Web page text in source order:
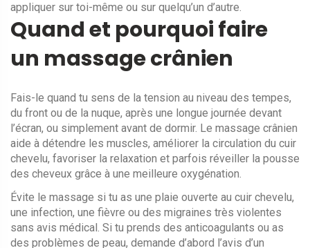
appliquer sur toi-même ou sur quelqu’un d’autre.
Quand et pourquoi faire
un massage crânien
Fais-le quand tu sens de la tension au niveau des tempes,
du front ou de la nuque, après une longue journée devant
l’écran, ou simplement avant de dormir. Le massage crânien
aide à détendre les muscles, améliorer la circulation du cuir
chevelu, favoriser la relaxation et parfois réveiller la pousse
des cheveux grâce à une meilleure oxygénation.
Évite le massage si tu as une plaie ouverte au cuir chevelu,
une infection, une fièvre ou des migraines très violentes
sans avis médical. Si tu prends des anticoagulants ou as
des problèmes de peau, demande d’abord l’avis d’un